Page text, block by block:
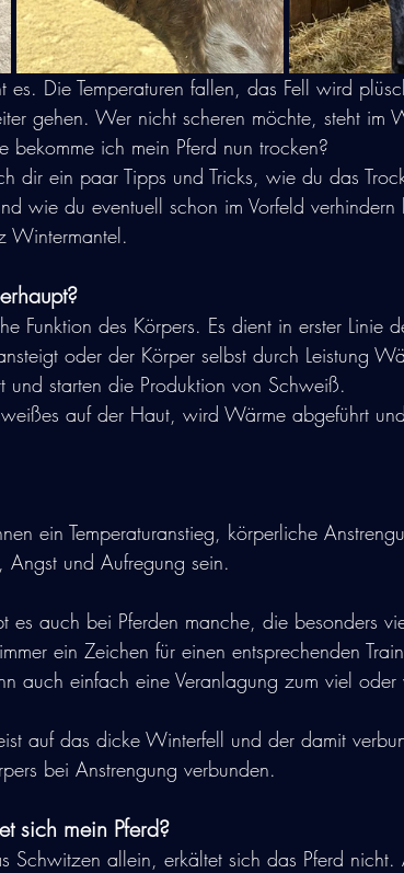
es. Die Temperaturen fallen, das Fell wird
gehen. Wer nicht scheren möchte, steht im
ich mein Pferd nun trocken?
dir ein paar Tipps und Tricks, wie du das
wie du eventuell schon im Vorfeld verhindern
Wintermantel.
Funktion des Körpers. Es dient in erster Linie
oder der Körper selbst durch Leistung
und starten die Produktion von Schweiß.
auf der Haut, wird Wärme abgeführt
ein Temperaturanstieg, körperliche
Angst und Aufregung sein.
auch bei Pferden manche, die besonders
ein Zeichen für einen entsprechenden
auch einfach eine Veranlagung zum viel
auf das dicke Winterfell und der damit
bei Anstrengung verbunden.
sich mein Pferd?
Schwitzen allein, erkältet sich das Pferd nicht.